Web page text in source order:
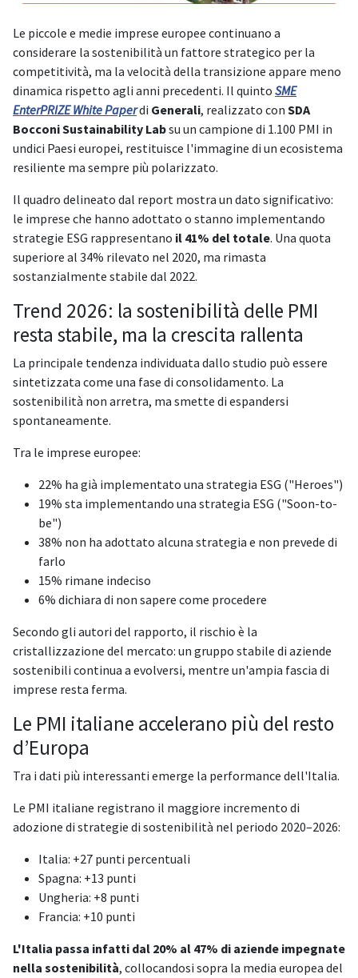
Le piccole e medie imprese europee continuano a
considerare la sostenibilità un fattore strategico per la
competitività, ma la velocità della transizione appare meno
dinamica rispetto agli anni precedenti. Il quinto SME
EnterPRIZE White Paperdi Generali, realizzato con SDA
Bocconi Sustainability Labsu un campione di 1.100 PMI in
undici Paesi europei, restituisce l'immagine di un ecosistema
resiliente ma sempre più polarizzato.
Il quadro delineato dal report mostra un dato significativo:
le imprese che hanno adottato o stanno implementando
strategie ESG rappresentano il 41% del totale. Una quota
superiore al 34% rilevato nel 2020, ma rimasta
sostanzialmente stabile dal 2022.
Trend 2026: la sostenibilità delle PMI
resta stabile, ma la crescita rallenta
La principale tendenza individuata dallo studio può essere
sintetizzata come una fase di consolidamento. La
sostenibilità non arretra, ma smette di espandersi
spontaneamente.
Tra le imprese europee:
22% ha già implementato una strategia ESG ("Heroes")
19% sta implementando una strategia ESG ("Soon-to-
be")
38% non ha adottato alcuna strategia e non prevede di
farlo
15% rimane indeciso
6% dichiara di non sapere come procedere
Secondo gli autori del rapporto, il rischio è la
cristallizzazione del mercato: un gruppo stabile di aziende
sostenibili continua a evolversi, mentre un'ampia fascia di
imprese resta ferma.
Le PMI italiane accelerano più del resto
d’Europa
Tra i dati più interessanti emerge la performance dell'Italia.
Le PMI italiane registrano il maggiore incremento di
adozione di strategie di sostenibilità nel periodo 2020–2026:
Italia: +27 punti percentuali
Spagna: +13 punti
Ungheria: +8 punti
Francia: +10 punti
L'Italia passa infatti dal 20% al 47% di aziende impegnate
nella sostenibilità, collocandosi sopra la media europea del